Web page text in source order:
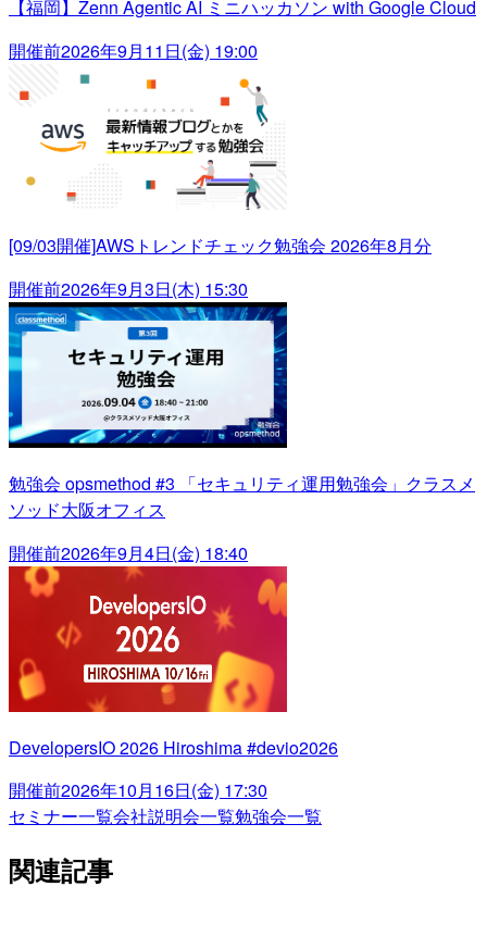
【福岡】Zenn Agentic AI ミニハッカソン with Google Cloud
開催前2026年9月11日(金) 19:00
[09/03開催]AWSトレンドチェック勉強会 2026年8月分
開催前2026年9月3日(木) 15:30
勉強会 opsmethod #3 「セキュリティ運用勉強会」クラスメ
ソッド大阪オフィス
開催前2026年9月4日(金) 18:40
DevelopersIO 2026 Hiroshima #devio2026
開催前2026年10月16日(金) 17:30
セミナー一覧会社説明会一覧勉強会一覧
関連記事